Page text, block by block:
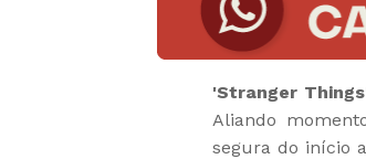
'Stranger
Aliando
segura do início